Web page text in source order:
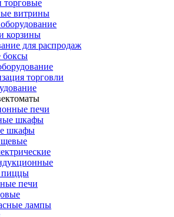
торговые
витрины
корзины
для распродаж
боксы
торговли
печи
шкафы
шкафы
пиццы
печи
лампы